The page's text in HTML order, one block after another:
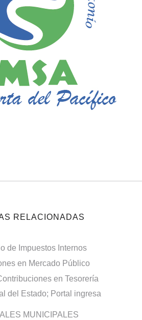
RELACIONADAS
de Impuestos Internos
en Mercado Público
en Tesorería
del Estado; Portal ingresa
MUNICIPALES